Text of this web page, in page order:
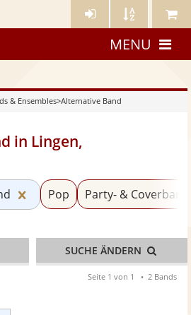
Künstler- Künstler Meine
MENU
& Ensembles>Alternative Band
in Lingen,
& Ensembles»
Kategorie «Alternative
Pop Party- & Coverband
SUCHE ÄNDERN
Seite 1 von 1 2 Bands